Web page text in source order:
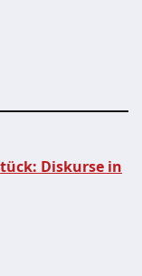
Diskurse in